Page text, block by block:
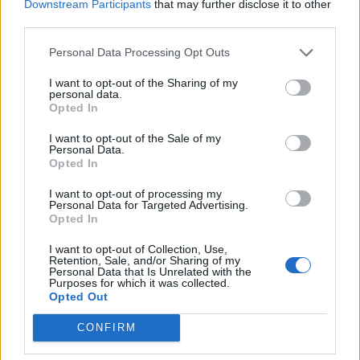
Downstream Participants that may further disclose it to other
Personal Data Processing Opt Outs
I want to opt-out of the Sharing of my
personal data.
Opted In
I want to opt-out of the Sale of my
Personal Data.
Opted In
I want to opt-out of processing my
Personal Data for Targeted Advertising.
Opted In
I want to opt-out of Collection, Use,
Retention, Sale, and/or Sharing of my
Personal Data that Is Unrelated with the
Purposes for which it was collected.
Opted Out
CONFIRM
Staran luetuimmat
1
VIIHDEUUTISET